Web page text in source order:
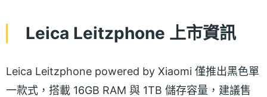
Leica Leitzphone 上市資訊
Leica Leitzphone powered by Xiaomi 僅推出黑色單
一款式，搭載 16GB RAM 與 1TB 儲存容量，建議售